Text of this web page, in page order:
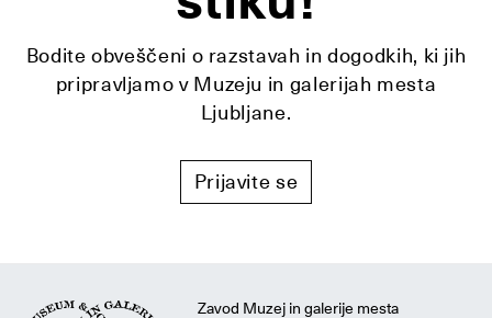
Bodite obveščeni o razstavah in dogodkih, ki jih
pripravljamo v Muzeju in galerijah mesta
Ljubljane.
Prijavite se
Zavod Muzej in galerije mesta